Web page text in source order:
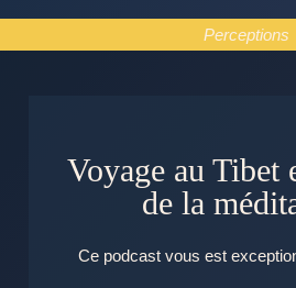
Perceptions
Voyage au Tibet et pratique
de la
Ce podcast vous est